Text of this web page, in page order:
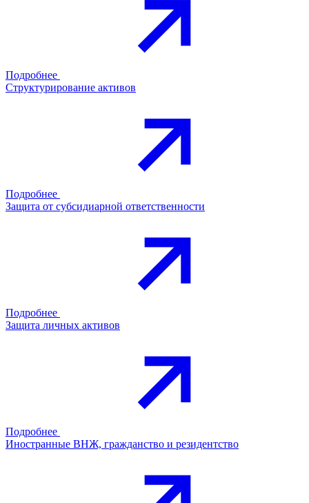
Подробнее
Структурирование активов
Подробнее
Защита от субсидиарной ответственности
Подробнее
Защита личных активов
Подробнее
Иностранные ВНЖ, гражданство и резидентство